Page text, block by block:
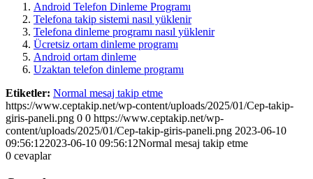
Android Telefon Dinleme Programı
Telefona takip sistemi nasıl yüklenir
Telefona dinleme programı nasıl yüklenir
Ücretsiz ortam dinleme programı
Android ortam dinleme
Uzaktan telefon dinleme programı
Etiketler: Normal mesaj takip etme
https://www.ceptakip.net/wp-content/uploads/2025/01/Cep-takip-
giris-paneli.png 0 0 https://www.ceptakip.net/wp-
content/uploads/2025/01/Cep-takip-giris-paneli.png 2023-06-10
09:56:122023-06-10 09:56:12Normal mesaj takip etme
0 cevaplar